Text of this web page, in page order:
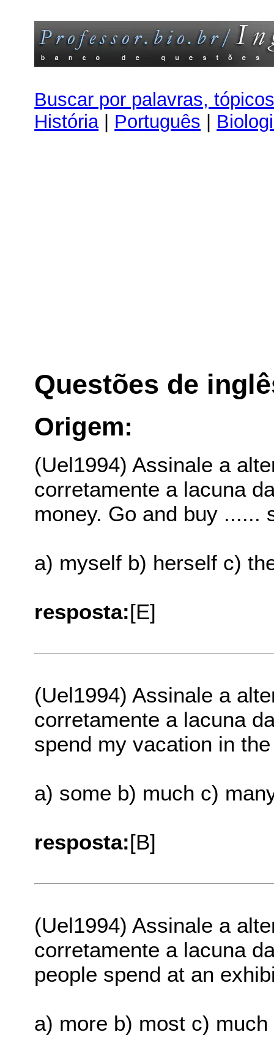
Buscar por palavras,
História| Português |
Questões de
Origem:
(Uel1994) Assinale a
corretamente a lacuna
money. Go and buy ......
a) myself b) herself c)
resposta:[E]
(Uel1994) Assinale a
corretamente a lacuna
spend my vacation in
a) some b) much c)
resposta:[B]
(Uel1994) Assinale a
corretamente a lacuna
people spend at an
a) more b) most c)